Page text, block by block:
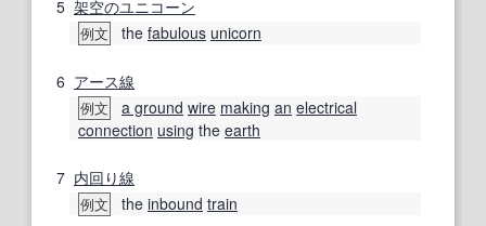
5 架空のユニコーン
例文 the fabulous unicorn
6 アース線
例文 a ground wire making an electrical
connection using the earth
7 内回り線
例文 the inbound train